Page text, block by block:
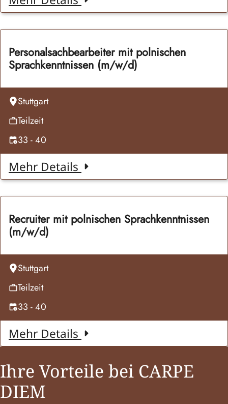
Personalsachbearbeiter mit polnischen
Sprachkenntnissen (m/w/d)
Stuttgart
Teilzeit
33 - 40
Mehr Details
Recruiter mit polnischen Sprachkenntnissen
(m/w/d)
Stuttgart
Teilzeit
33 - 40
Mehr Details
Ihre Vorteile bei CARPE
DIEM